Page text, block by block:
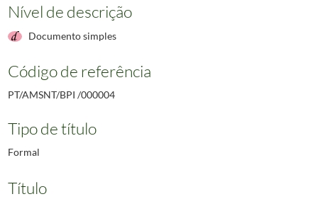
Nível de descrição
Documento simples
Código de referência
PT/AMSNT/BPI /000004
Tipo de título
Formal
Título